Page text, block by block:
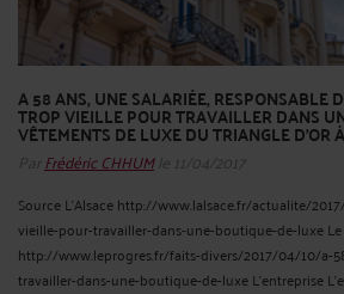
A 58 ANS, UNE SALARIÉE, RESPONSABLE
TROP VIEILLE POUR TRAVAILLER DANS
VÊTEMENTS DE LUXE DU TRIANGLE D’OR
Par Frédéric CHHUMle 11/04/2017
Source L’Alsace http://www.lalsace.fr/actualite/
vieille-pour-travailler-dans-une-boutique-de-luxe
http://www.leprogres.fr/faits-divers/2017/04/10/a-
travailler-dans-une-boutique-de-luxe L’entreprise